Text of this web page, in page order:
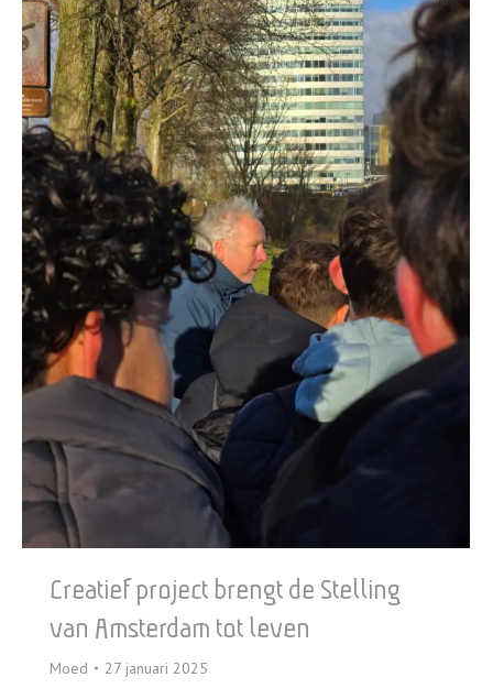
Creatief project brengt de Stelling
van Amsterdam tot leven
Moed 27 januari 2025